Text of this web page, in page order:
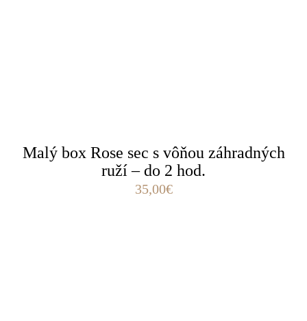
Malý box Rose sec s vôňou záhradných
ruží – do 2 hod.
35,00€